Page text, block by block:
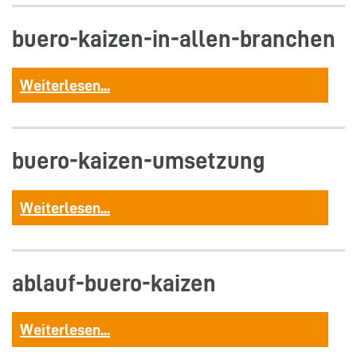
buero-kaizen-in-allen-branchen
Weiterlesen...
buero-kaizen-umsetzung
Weiterlesen...
ablauf-buero-kaizen
Weiterlesen...